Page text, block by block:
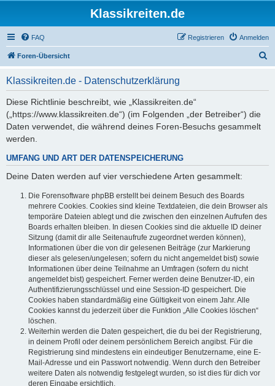
Klassikreiten.de
FAQ Anmelden
Registrieren
Foren-Übersicht
Klassikreiten.de - Datenschutzerklärung
Diese Richtlinie beschreibt, wie „Klassikreiten.de“
(„https://www.klassikreiten.de“) (im Folgenden „der Betreiber“) die
Daten verwendet, die während deines Foren-Besuchs gesammelt
werden.
UMFANG UND ART DER DATENSPEICHERUNG
Deine Daten werden auf vier verschiedene Arten gesammelt:
Die Forensoftware phpBB erstellt bei deinem Besuch des Boards
mehrere Cookies. Cookies sind kleine Textdateien, die dein Browser als
temporäre Dateien ablegt und die zwischen den einzelnen Aufrufen des
Boards erhalten bleiben. In diesen Cookies sind die aktuelle ID deiner
Sitzung (damit dir alle Seitenaufrufe zugeordnet werden können),
Informationen über die von dir gelesenen Beiträge (zur Markierung
dieser als gelesen/ungelesen; sofern du nicht angemeldet bist) sowie
Informationen über deine Teilnahme an Umfragen (sofern du nicht
angemeldet bist) gespeichert. Ferner werden deine Benutzer-ID, ein
Authentifizierungsschlüssel und eine Session-ID gespeichert. Die
Cookies haben standardmäßig eine Gültigkeit von einem Jahr. Alle
Cookies kannst du jederzeit über die Funktion „Alle Cookies löschen“
löschen.
Weiterhin werden die Daten gespeichert, die du bei der Registrierung,
in deinem Profil oder deinem persönlichem Bereich angibst. Für die
Registrierung sind mindestens ein eindeutiger Benutzername, eine E-
Mail-Adresse und ein Passwort notwendig. Wenn durch den Betreiber
weitere Daten als notwendig festgelegt wurden, so ist dies für dich vor
deren Eingabe ersichtlich.